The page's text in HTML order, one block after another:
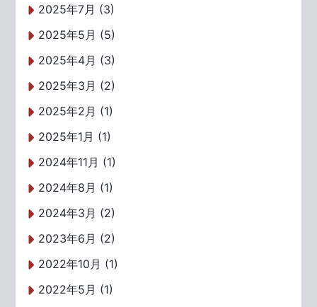
2025年7月 (3)
2025年5月 (5)
2025年4月 (3)
2025年3月 (2)
2025年2月 (1)
2025年1月 (1)
2024年11月 (1)
2024年8月 (1)
2024年3月 (2)
2023年6月 (2)
2022年10月 (1)
2022年5月 (1)